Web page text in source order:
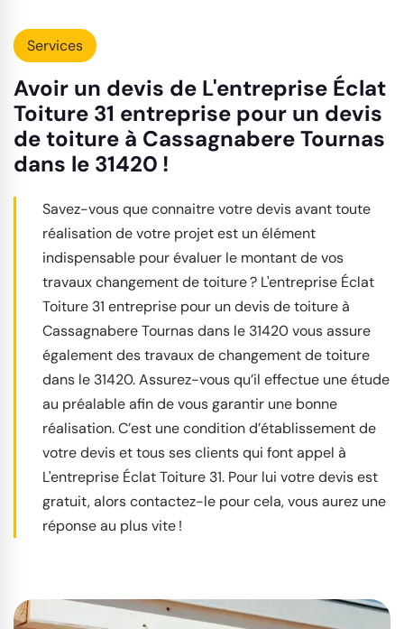
Services
Avoir un devis de L'entreprise Éclat
Toiture 31 entreprise pour un devis
de toiture à Cassagnabere Tournas
dans le 31420 !
Savez-vous que connaitre votre devis avant toute
réalisation de votre projet est un élément
indispensable pour évaluer le montant de vos
travaux changement de toiture ? L'entreprise Éclat
Toiture 31 entreprise pour un devis de toiture à
Cassagnabere Tournas dans le 31420 vous assure
également des travaux de changement de toiture
dans le 31420. Assurez-vous qu’il effectue une étude
au préalable afin de vous garantir une bonne
réalisation. C’est une condition d’établissement de
votre devis et tous ses clients qui font appel à
L'entreprise Éclat Toiture 31. Pour lui votre devis est
gratuit, alors contactez-le pour cela, vous aurez une
réponse au plus vite !